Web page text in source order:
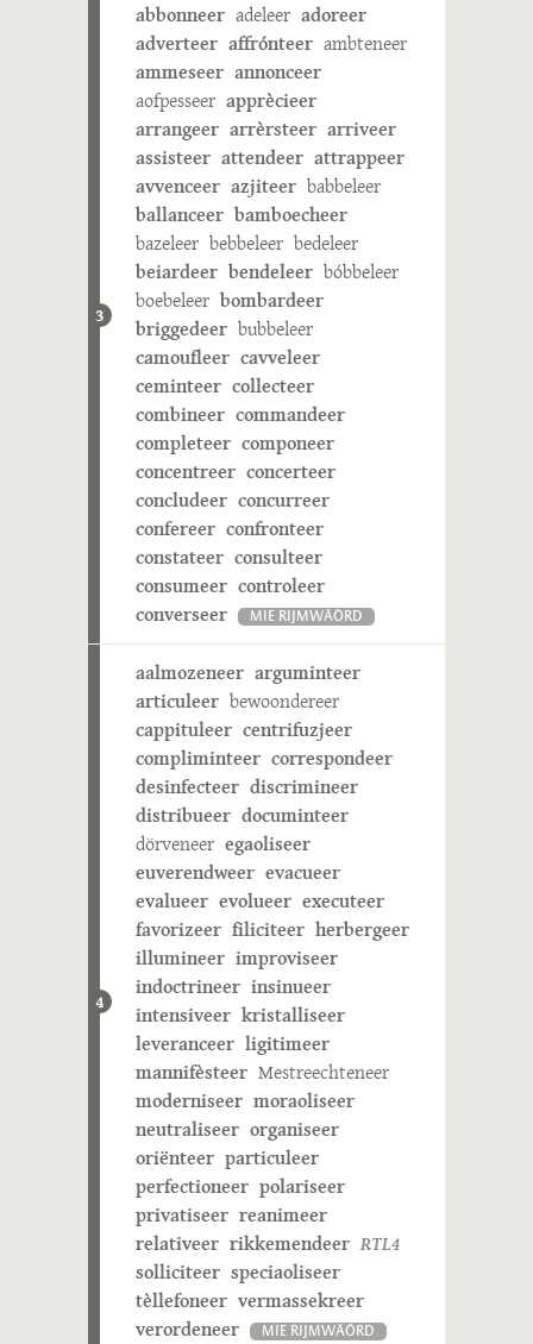
3
abbonneer adeleer adoreer
adverteer affrónteer ambteneer
ammeseer annonceer
aofpesseer apprècieer
arrangeer arrèrsteer arriveer
assisteer attendeer attrappeer
avvenceer azjiteer babbeleer
ballanceer bamboecheer
bazeleer bebbeleer bedeleer
beiardeer bendeleer bóbbeleer
boebeleer bombardeer
briggedeer bubbeleer
camoufleer cavveleer
ceminteer collecteer
combineer commandeer
completeer componeer
concentreer concerteer
concludeer concurreer
confereer confronteer
constateer consulteer
consumeer controleer
converseer
MIE RIJMWÄÖRD
4
aalmozeneer arguminteer
articuleer bewoondereer
cappituleer centrifuzjeer
compliminteer correspondeer
desinfecteer discrimineer
distribueer documinteer
dörveneer egaoliseer
euverendweer evacueer
evalueer evolueer executeer
favorizeer filiciteer herbergeer
illumineer improviseer
indoctrineer insinueer
intensiveer kristalliseer
leveranceer ligitimeer
mannifèsteer Mestreechteneer
moderniseer moraoliseer
neutraliseer organiseer
oriënteer particuleer
perfectioneer polariseer
privatiseer reanimeer
relativeer rikkemendeer RTL4
solliciteer speciaoliseer
tèllefoneer vermassekreer
verordeneer
MIE RIJMWÄÖRD